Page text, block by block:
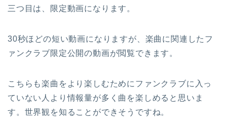
三つ目は、限定動画になります。
30秒ほどの短い動画になりますが、楽曲に関連したフ
ァンクラブ限定公開の動画が閲覧できます。
こちらも楽曲をより楽しむためにファンクラブに入っ
ていない人より情報量が多く曲を楽しめると思いま
す。世界観を知ることができそうですね。